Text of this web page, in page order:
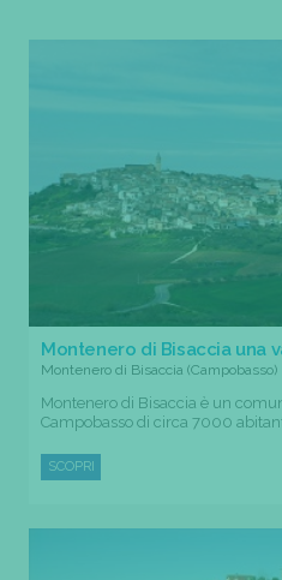
Montenero di Bisaccia una
Montenero di Bisaccia (Campobasso)
Montenero di Bisaccia è un
Campobasso di circa 7000
SCOPRI